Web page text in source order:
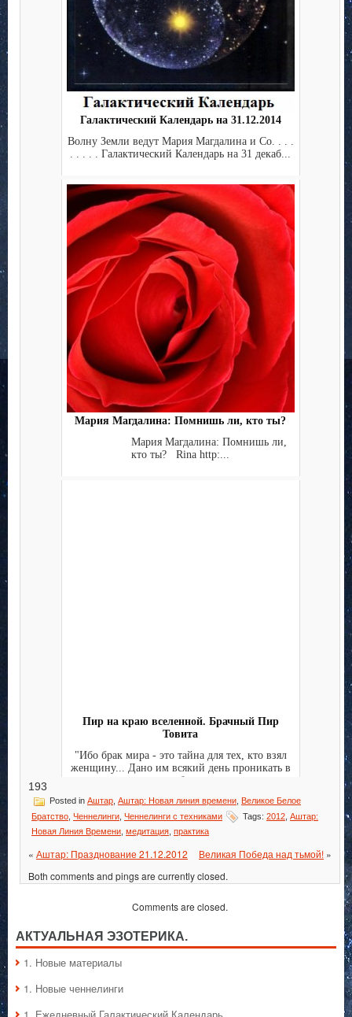
Галактический Календарь на 31.12.2014
Волну Земли ведут Мария Магдалина и Co. . . .
. . . . . Галактический Календарь на 31 декаб...
Мария Магдалина: Помнишь ли, кто ты?
Мария Магдалина: Помнишь ли,
кто ты? Rina http:...
Пир на краю вселенной. Брачный Пир
Товита
"Ибо брак мира - это тайна для тех, кто взял
женщину... Дано им всякий день проникать в
чертог брачн...
193
Posted in Аштар Аштар: Новая линия времени Великое Белое
Братство Ченнелинги Ченнелинги с техниками Tags: 2012 Аштар:
Новая Линия Времени медитация практика
« Аштар: Празднование 21.12.2012 Великая Победа над тьмой! »
Both comments and pings are currently closed.
Comments are closed.
АКТУАЛЬНАЯ ЭЗОТЕРИКА.
1. Hовые материалы
1. Hовые ченнелинги